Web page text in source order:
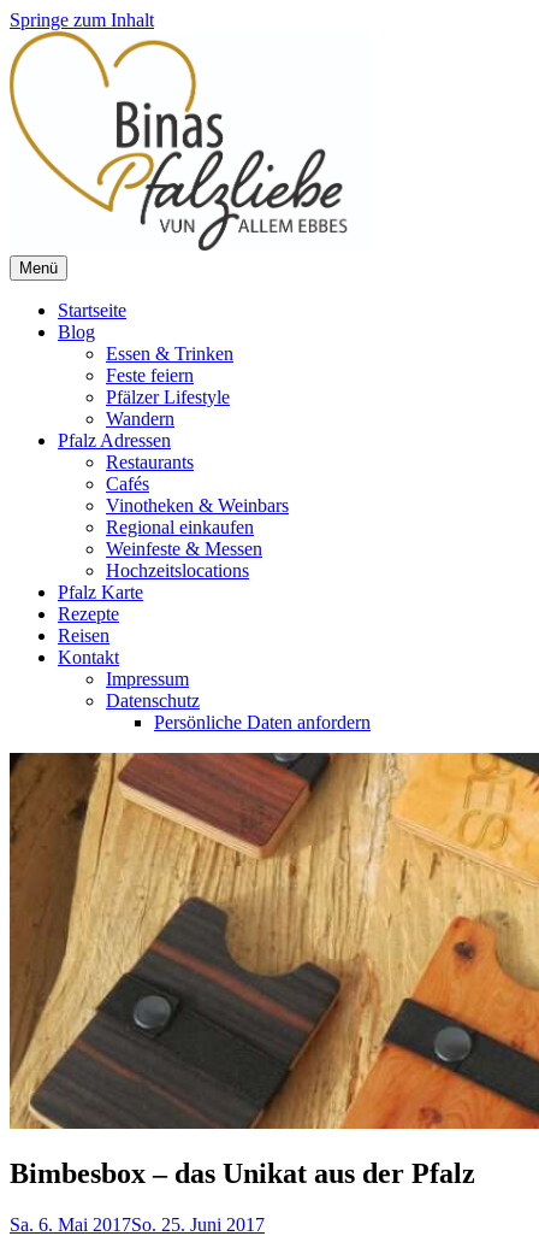
Springe zum Inhalt
Binas Pfalzliebe
Menü
Startseite
Blog
Essen & Trinken
Feste feiern
Pfälzer Lifestyle
Wandern
Pfalz Adressen
Restaurants
Cafés
Vinotheken & Weinbars
Regional einkaufen
Weinfeste & Messen
Hochzeitslocations
Pfalz Karte
Rezepte
Reisen
Kontakt
Impressum
Datenschutz
Persönliche Daten anfordern
Bimbesbox – das Unikat aus der Pfalz
Sa. 6. Mai 2017So. 25. Juni 2017